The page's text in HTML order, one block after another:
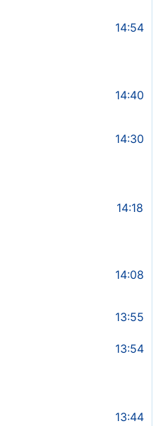
14:54
14:40
14:30
14:18
14:08
13:55
13:54
13:44